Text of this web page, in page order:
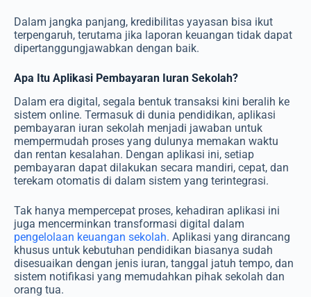
Dalam jangka panjang, kredibilitas yayasan bisa ikut
terpengaruh, terutama jika laporan keuangan tidak dapat
dipertanggungjawabkan dengan baik.
Apa Itu Aplikasi Pembayaran Iuran Sekolah?
Dalam era digital, segala bentuk transaksi kini beralih ke
sistem online. Termasuk di dunia pendidikan, aplikasi
pembayaran iuran sekolah menjadi jawaban untuk
mempermudah proses yang dulunya memakan waktu
dan rentan kesalahan. Dengan aplikasi ini, setiap
pembayaran dapat dilakukan secara mandiri, cepat, dan
terekam otomatis di dalam sistem yang terintegrasi.
Tak hanya mempercepat proses, kehadiran aplikasi ini
juga mencerminkan transformasi digital dalam
pengelolaan keuangan sekolah. Aplikasi yang dirancang
khusus untuk kebutuhan pendidikan biasanya sudah
disesuaikan dengan jenis iuran, tanggal jatuh tempo, dan
sistem notifikasi yang memudahkan pihak sekolah dan
orang tua.